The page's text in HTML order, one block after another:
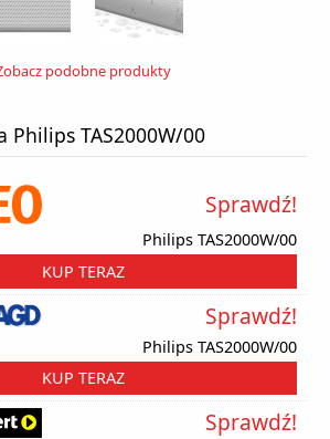
podobne produkty
Philips TAS2000W/00
Philips TAS2000W/00
Sprawdź!
KUP TERAZ
Philips TAS2000W/00
Sprawdź!
KUP TERAZ
Sprawdź!